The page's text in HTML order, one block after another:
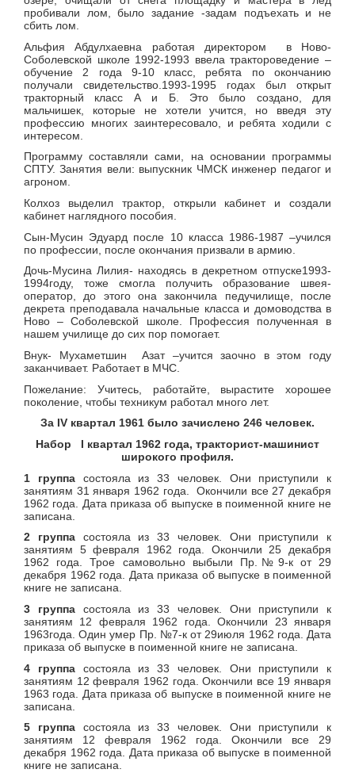
пробивали лом, было задание -задам подъехать и не
сбить лом.
Альфия Абдулхаевна работая директором в Ново-
Соболевской школе 1992-1993 ввела трактороведение –
обучение 2 года 9-10 класс, ребята по окончанию
получали свидетельство.1993-1995 годах был открыт
тракторный класс А и Б. Это было создано, для
мальчишек, которые не хотели учится, но введя эту
профессию многих заинтересовало, и ребята ходили с
интересом.
Программу составляли сами, на основании программы
СПТУ. Занятия вели: выпускник ЧМСК инженер педагог и
агроном.
Колхоз выделил трактор, открыли кабинет и создали
кабинет наглядного пособия.
Сын-Мусин Эдуард после 10 класса 1986-1987 –учился
по профессии, после окончания призвали в армию.
Дочь-Мусина Лилия- находясь в декретном отпуске1993-
1994году, тоже смогла получить образование швея-
оператор, до этого она закончила педучилище, после
декрета преподавала начальные класса и домоводства в
Ново – Соболевской школе. Профессия полученная в
нашем училище до сих пор помогает.
Внук- Мухаметшин Азат –учится заочно в этом году
заканчивает. Работает в МЧС.
Пожелание: Учитесь, работайте, вырастите хорошее
поколение, чтобы техникум работал много лет.
За IV квартал 1961 было зачислено 246 человек.
Набор I квартал 1962 года, тракторист-машинист
широкого профиля.
1 группасостояла из 33 человек. Они приступили к
занятиям 31 января 1962 года. Окончили все 27 декабря
1962 года. Дата приказа об выпуске в поименной книге не
записана.
2 группасостояла из 33 человек. Они приступили к
занятиям 5 февраля 1962 года. Окончили 25 декабря
1962 года. Трое самовольно выбыли Пр.№9-к от 29
декабря 1962 года. Дата приказа об выпуске в поименной
книге не записана.
3 группа состояла из 33 человек. Они приступили к
занятиям 12 февраля 1962 года. Окончили 23 января
1963года. Один умер Пр. №7-к от 29июля 1962 года. Дата
приказа об выпуске в поименной книге не записана.
4 группа состояла из 33 человек. Они приступили к
занятиям 12 февраля 1962 года. Окончили все 19 января
1963 года. Дата приказа об выпуске в поименной книге не
записана.
5 группа состояла из 33 человек. Они приступили к
занятиям 12 февраля 1962 года. Окончили все 29
декабря 1962 года. Дата приказа об выпуске в поименной
книге не записана.